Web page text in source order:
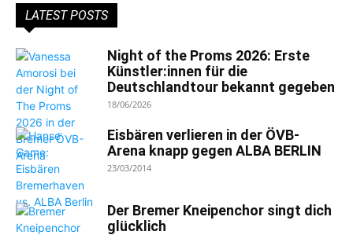
LATEST POSTS
Night of the Proms 2026: Erste
Künstler:innen für die
Deutschlandtour bekannt gegeben
18/06/2026
Eisbären verlieren in der ÖVB-
Arena knapp gegen ALBA BERLIN
23/03/2014
Der Bremer Kneipenchor singt dich
glücklich